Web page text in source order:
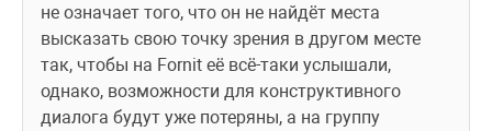
не означает того, что он не найдёт места
высказать свою точку зрения в другом месте
так, чтобы на Fornit её всё-таки услышали,
однако, возможности для конструктивного
диалога будут уже потеряны, а на группу